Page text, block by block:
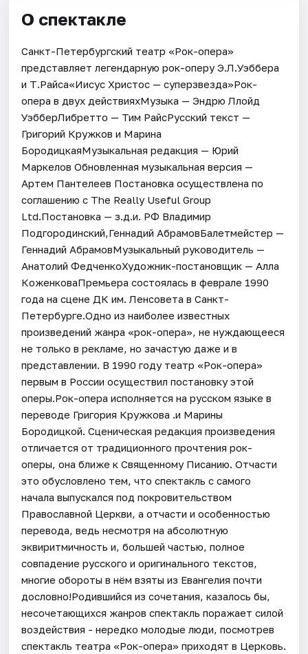
О спектакле
Санкт-Петербургский театр «Рок-опера»
представляет легендарную рок-оперу Э.Л.Уэббера
и Т.Райса«Иисус Христос — суперзвезда»Рок-
опера в двух действияхМузыка — Эндрю Ллойд
УэбберЛибретто — Тим РайсРусский текст —
Григорий Кружков и Марина
БородицкаяМузыкальная редакция — Юрий
Маркелов Обновленная музыкальная версия —
Артем Пантелеев Постановка осуществлена по
соглашению с The Really Useful Group
Ltd.Постановка — з.д.и. РФ Владимир
Подгородинский,Геннадий АбрамовБалетмейстер —
Геннадий АбрамовМузыкальный руководитель —
Анатолий ФедченкоХудожник-постановщик — Алла
КоженковаПремьера состоялась в феврале 1990
года на сцене ДК им. Ленсовета в Санкт-
Петербурге.Одно из наиболее известных
произведений жанра «рок-опера», не нуждающееся
не только в рекламе, но зачастую даже и в
представлении. В 1990 году театр «Рок-опера»
первым в России осуществил постановку этой
оперы.Рок-опера исполняется на русском языке в
переводе Григория Кружкова .и Марины
Бородицкой. Сценическая редакция произведения
отличается от традиционного прочтения рок-
оперы, она ближе к Священному Писанию. Отчасти
это обусловлено тем, что спектакль с самого
начала выпускался под покровительством
Православной Церкви, а отчасти и особенностью
перевода, ведь несмотря на абсолютную
эквиритмичность и, большей частью, полное
совпадение русского и оригинального текстов,
многие обороты в нём взяты из Евангелия почти
дословно!Родившийся из сочетания, казалось бы,
несочетающихся жанров спектакль поражает силой
воздействия - нередко молодые люди, посмотрев
спектакль театра «Рок-опера» приходят в Церковь.